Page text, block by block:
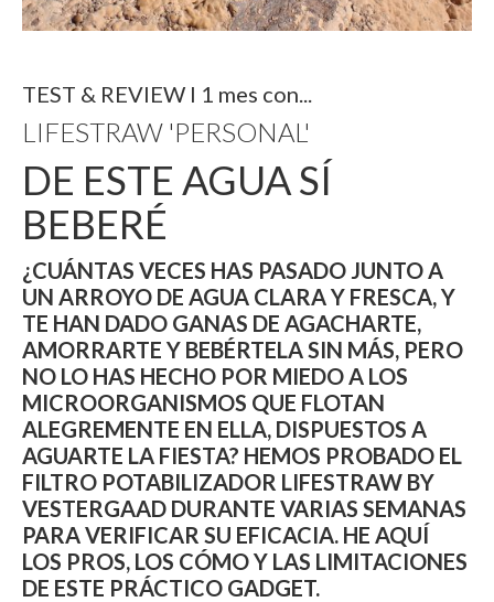
TEST & REVIEW I 1 mes con...
LIFESTRAW 'PERSONAL'
DE ESTE AGUA SÍ
BEBERÉ
¿CUÁNTAS VECES HAS PASADO JUNTO A
UN ARROYO DE AGUA CLARA Y FRESCA, Y
TE HAN DADO GANAS DE AGACHARTE,
AMORRARTE Y BEBÉRTELA SIN MÁS, PERO
NO LO HAS HECHO POR MIEDO A LOS
MICROORGANISMOS QUE FLOTAN
ALEGREMENTE EN ELLA, DISPUESTOS A
AGUARTE LA FIESTA? HEMOS PROBADO EL
FILTRO POTABILIZADOR LIFESTRAW BY
VESTERGAAD DURANTE VARIAS SEMANAS
PARA VERIFICAR SU EFICACIA. HE AQUÍ
LOS PROS, LOS CÓMO Y LAS LIMITACIONES
DE ESTE PRÁCTICO GADGET.